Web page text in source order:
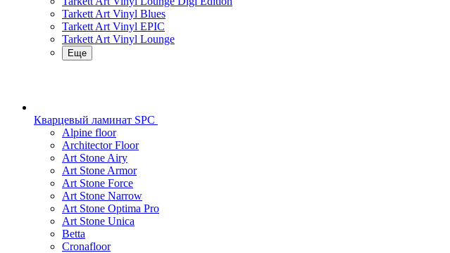
Tarkett Art Vinyl Blues
Tarkett Art Vinyl EPIC
Tarkett Art Vinyl Lounge
Еще
Кварцевый ламинат SPC
Alpine floor
Architector Floor
Art Stone Airy
Art Stone Armor
Art Stone Force
Art Stone Narrow
Art Stone Optima Pro
Art Stone Unica
Betta
Cronafloor